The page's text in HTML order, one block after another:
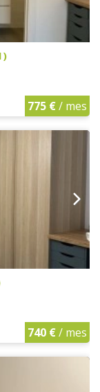
775 €/ mes
740 €/ mes